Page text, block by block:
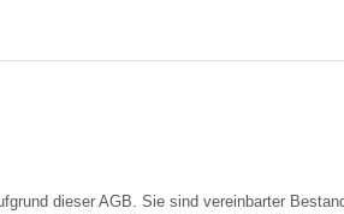
dieser AGB. Sie sind vereinbarter